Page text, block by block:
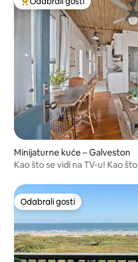
Među najviše rangiranima s
Minijaturne kuće – Galveston
Kao što se vidi na TV-u! Kao
Odabrali gosti
Odabrali gosti